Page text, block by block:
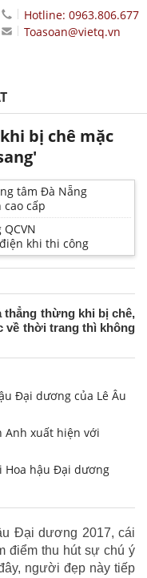
Hotline: 0963.806.677
Toasoan@vietq.vn
bị chê mặc
tâm Đà Nẵng
cấp
khi thi công
thẳng thừng khi bị chê,
về thời trang thì không
Đại dương của Lê Âu
Anh xuất hiện với
Hoa hậu Đại dương
Đại dương 2017, cái
điểm thu hút sự chú ý
người đẹp này tiếp